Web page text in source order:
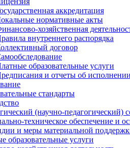
аккредитация
нормативные акты
хозяйственная
внутреннего распорядка
договор
образовательные услуги
и отчеты об
стандарты
(научно-педагогический)
техническое обеспечение и
и меры материальной
образовательные услуги